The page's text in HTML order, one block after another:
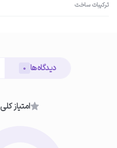
قبل از استفاده، فلوئید ضد آفتاب را
ترکیبات ساخت
دیدگاه‌ها 0
امتیاز